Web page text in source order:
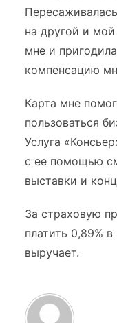
на другой и мой
мне и
компенсацию
Карта мне
пользоваться
Услуга
с ее помощью
выставки и
За страховую
платить 0,89%
выручает.